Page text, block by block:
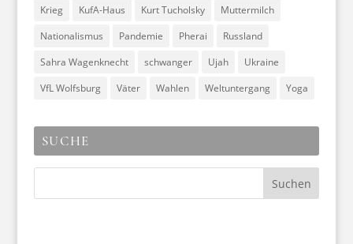
Krieg
KufA-Haus Kurt Tucholsky
Muttermilch
Nationalismus
Pandemie Pherai
Russland
Sahra Wagenknecht
schwanger Ujah
Ukraine
VfL Wolfsburg
Väter Wahlen Weltuntergang Yoga
SUCHE